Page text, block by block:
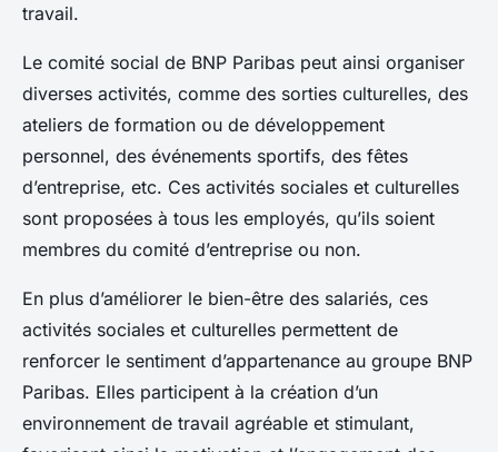
travail.
Le comité social de BNP Paribas peut ainsi organiser
diverses activités, comme des sorties culturelles, des
ateliers de formation ou de développement
personnel, des événements sportifs, des fêtes
d’entreprise, etc. Ces activités sociales et culturelles
sont proposées à tous les employés, qu’ils soient
membres du comité d’entreprise ou non.
En plus d’améliorer le bien-être des salariés, ces
activités sociales et culturelles permettent de
renforcer le sentiment d’appartenance au groupe BNP
Paribas. Elles participent à la création d’un
environnement de travail agréable et stimulant,